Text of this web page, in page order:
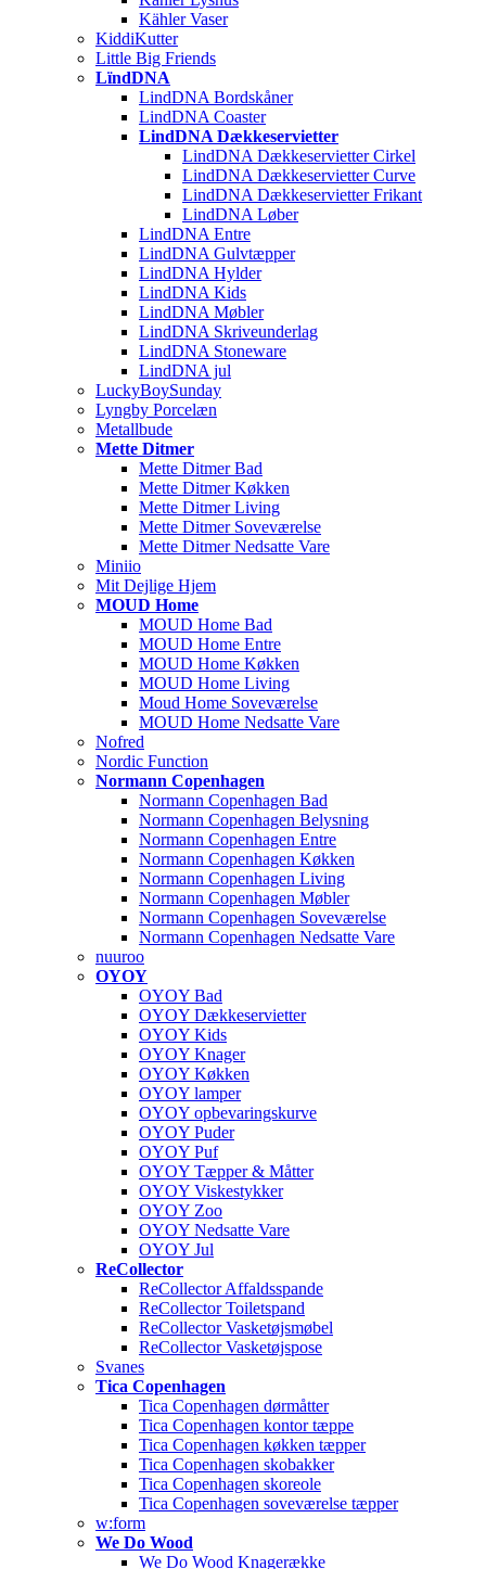
Kähler Vaser
KiddiKutter
Little Big Friends
LïndDNA
LindDNA Bordskåner
LindDNA Coaster
LindDNA Dækkeservietter
LindDNA Dækkeservietter Cirkel
LindDNA Dækkeservietter Curve
LindDNA Dækkeservietter Frikant
LindDNA Løber
LindDNA Entre
LindDNA Gulvtæpper
LindDNA Hylder
LindDNA Kids
LindDNA Møbler
LindDNA Skriveunderlag
LindDNA Stoneware
LindDNA jul
LuckyBoySunday
Lyngby Porcelæn
Metallbude
Mette Ditmer
Mette Ditmer Bad
Mette Ditmer Køkken
Mette Ditmer Living
Mette Ditmer Soveværelse
Mette Ditmer Nedsatte Vare
Miniio
Mit Dejlige Hjem
MOUD Home
MOUD Home Bad
MOUD Home Entre
MOUD Home Køkken
MOUD Home Living
Moud Home Soveværelse
MOUD Home Nedsatte Vare
Nofred
Nordic Function
Normann Copenhagen
Normann Copenhagen Bad
Normann Copenhagen Belysning
Normann Copenhagen Entre
Normann Copenhagen Køkken
Normann Copenhagen Living
Normann Copenhagen Møbler
Normann Copenhagen Soveværelse
Normann Copenhagen Nedsatte Vare
nuuroo
OYOY
OYOY Bad
OYOY Dækkeservietter
OYOY Kids
OYOY Knager
OYOY Køkken
OYOY lamper
OYOY opbevaringskurve
OYOY Puder
OYOY Puf
OYOY Tæpper & Måtter
OYOY Viskestykker
OYOY Zoo
OYOY Nedsatte Vare
OYOY Jul
ReCollector
ReCollector Affaldsspande
ReCollector Toiletspand
ReCollector Vasketøjsmøbel
ReCollector Vasketøjspose
Svanes
Tica Copenhagen
Tica Copenhagen dørmåtter
Tica Copenhagen kontor tæppe
Tica Copenhagen køkken tæpper
Tica Copenhagen skobakker
Tica Copenhagen skoreole
Tica Copenhagen soveværelse tæpper
w:form
We Do Wood
We Do Wood Knagerække